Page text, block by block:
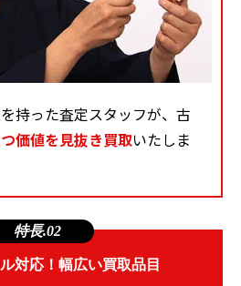
持った査定スタッフが、古
価値を見抜き買取いたしま
特長.02
対応！幅広い買取品目